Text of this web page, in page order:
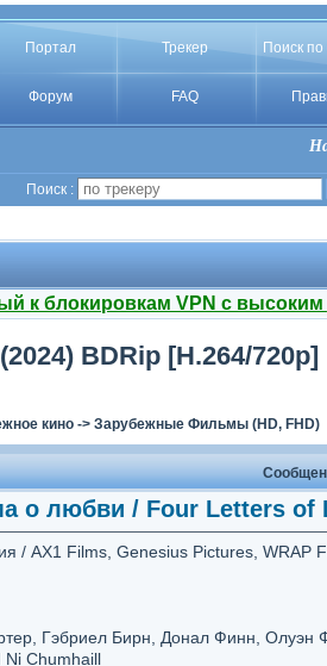
Портал Трекер Поиск
Форум FAQ
Поиск :
к блокировкам VPN с
BDRip [H.264/720p]
кино-> Зарубежные Фильмы (HD, FHD)
о любви / Four Letters of
/ AX1 Films, Genesius Pictures, WRAP
Гэбриел Бирн, Донал Финн, Олуэн
Chumhaill